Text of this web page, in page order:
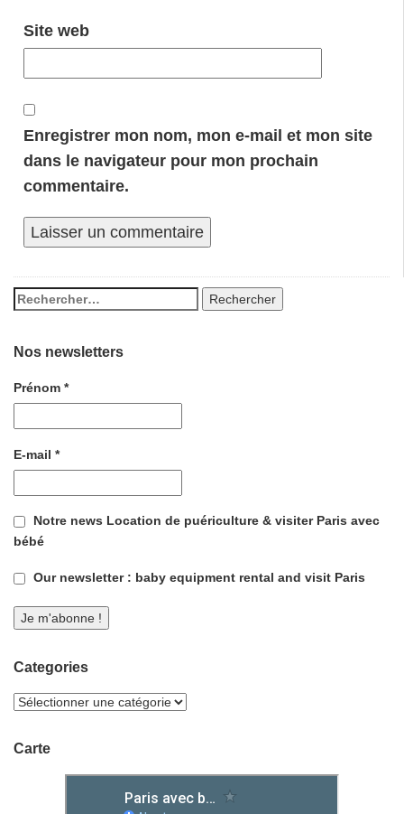
Site web
Enregistrer mon nom, mon e-mail et mon site
dans le navigateur pour mon prochain
commentaire.
Nos newsletters
Prénom *
E-mail *
Notre news Location de puériculture & visiter Paris avec
bébé
Our newsletter : baby equipment rental and visit Paris
Categories
Carte